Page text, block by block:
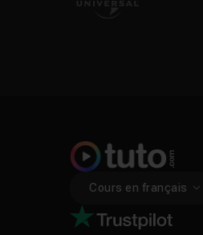
Cours en français